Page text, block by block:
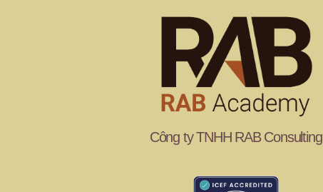
Công ty TNHH RAB Consulting